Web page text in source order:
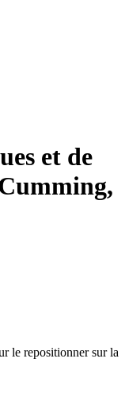
et de
le repositionner sur la